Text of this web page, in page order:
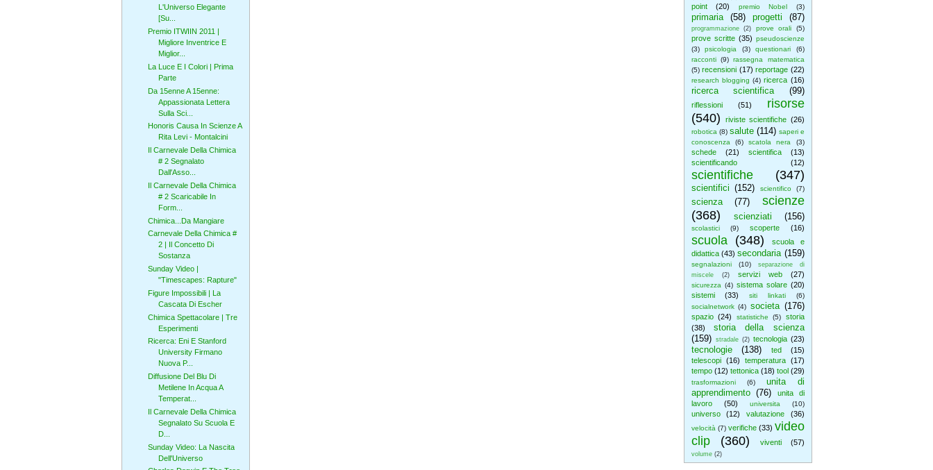
point
(20) premio Nobel (3)
primaria (58) progetti (87)
programmazione (2) prove orali (5)
prove scritte (35) pseudoscienze
(3)
psicologia (3) questionari
(6)
racconti (9) rassegna matematica
(5) recensioni (17) reportage (22)
research blogging (4) ricerca (16)
ricerca scientifica (99)
riflessioni (51)
risorse
(540)
riviste scientifiche (26)
robotica (8) salute (114) saperi e
conoscenza
(6) scatola nera (3)
schede (21) scientifica
(13)
scientificando
(12)
scientifiche (347)
scientifici (152) scientifico (7)
scienza (77)
scienze
(368)
scienziati (156)
scolastici (9) scoperte (16)
scuola (348)
scuola e
didattica (43) secondaria (159)
segnalazioni (10)
separazione di
miscele
(2) servizi web (27)
sicurezza (4) sistema solare (20)
sistemi
(33) siti linkati
(6)
socialnetwork (4) societa (176)
spazio (24) statistiche (5)
storia
(38)
storia della scienza
(159)
stradale (2) tecnologia (23)
tecnologie (138) ted
(15)
telescopi
(16) temperatura
(17)
tempo (12) tettonica (18) tool (29)
trasformazioni (6)
unita di
apprendimento (76)
unita di
lavoro
(50) universita (10)
universo (12) valutazione (36)
velocità (7) verifiche (33) video
clip
(360) viventi (57)
volume (2)
L'Universo Elegante
[Su...
Premio ITWIIN 2011 |
Migliore Inventrice E
Miglior...
La Luce E I Colori | Prima
Parte
Da 15enne A 15enne:
Appassionata Lettera
Sulla Sci...
Honoris Causa In Scienze A
Rita Levi - Montalcini
Il Carnevale Della Chimica
# 2 Segnalato
Dall'Asso...
Il Carnevale Della Chimica
# 2 Scaricabile In
Form...
Chimica...Da Mangiare
Carnevale Della Chimica #
2 | Il Concetto Di
Sostanza
Sunday Video |
"Timescapes: Rapture"
Figure Impossibili | La
Cascata Di Escher
Chimica Spettacolare | Tre
Esperimenti
Ricerca: Eni E Stanford
University Firmano
Nuova P...
Diffusione Del Blu Di
Metilene In Acqua A
Temperat...
Il Carnevale Della Chimica
Segnalato Su Scuola E
D...
Sunday Video: La Nascita
Dell'Universo